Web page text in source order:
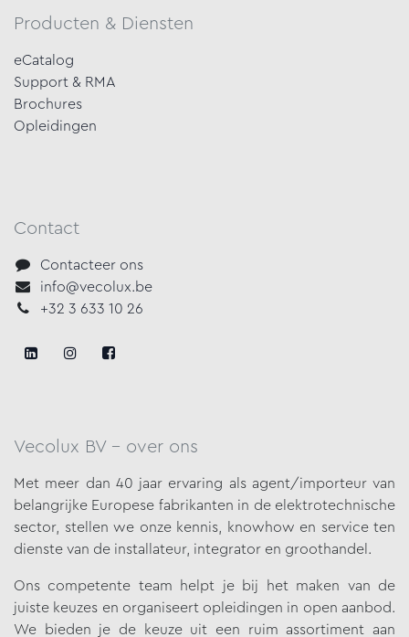
Producten & Diensten
eCatalog
Support & RMA
Brochures
Opleidingen
Contact
Contacteer ons
info@vecolux.be
+32 3 633 10 26
Vecolux BV - over ons
Met meer dan 40 jaar ervaring als agent/importeur van
belangrijke Europese fabrikanten in de elektrotechnische
sector, stellen we onzekennis, knowhow en service ten
dienste van de installateur, integrator en groothandel.
Ons competente team helpt je bij het maken van de
juiste keuzes en organiseert opleidingen in open aanbod.
We bieden je de keuze uit een ruim assortiment aan